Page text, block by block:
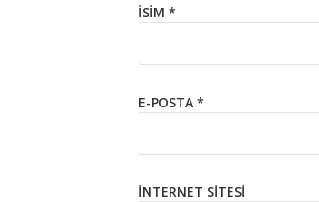
İSIM *
E-POSTA *
İNTERNET SITESI